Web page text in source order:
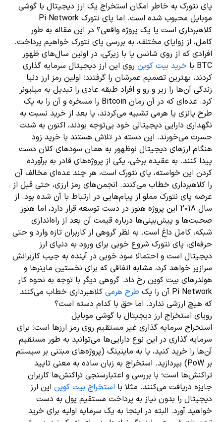
پای نتورک به خاطر امکان استخراج یک ارز دیجیتال با گوشی
موبایل محبوب شده است. اما پای نتورک Pi Network
کلاهبرداری است یا یک پروژه واقعی؟ در این مقاله به طور
کامل، از زوایای مختلف، به بررسی پای نتورک خواهیم پرداخت.
افرادی که از روی شانس یا با زیرکی، در اولین سال‌های ظهور
BTC با
خرید بیت کوین روی این ارز دیجیتال سرمایه گذاری
کردند، بهترین تصمیم عمرشان را گرفتند؛ اولین رمز ارز دنیا
زندگی آ‌ن‌ها را زیر و رو و افراد طبقه عادی را تبدیل به میلیونر
کرد. عده‌ای که در آن زمان Bitcoin را مسخره و آن را به یک
طرح پانزی یا هرمی تشبیه می‌کردند، یا بعد از خرید نسبت به
نگهداری دارایی دیجیتالی خود بی‌توجه بودند، اکنون به شدت
حسرت می‌خورند. این دسته در تلاش هستند با خرید زود
هنگام ارزهای دیجیتال نوظهور به همان سودهای کلان دست
پیدا کنند. به عقیده برخی، یکی از پروژه‌های قادر به برآورده
کردن این خواسته، پای نتورک است، هر چند عده‌ای مخالف آن
را کلاهبرداری خطاب می‌کنند. انجمن‌های رمز ارزی، حتی قبل از
عرضه پای نتورک مملو از پیام‌هایی در ارتباط با آن شده بود. از
سال 2018 این پروژه هنوز در دست توسعه قرار دارد، اما هنوز
صحبت‌ها و پیش‌بینی‌ها درباره قیمت آن بعد از راه‌اندازی
شبکه، کامل داغ است. به نظر گروهی از کاربران تازه وارد و حتی
حرفه‌ای، پای نتورک شروع خوبی برای ورود به دنیای ارز
دیجیتال است و احتمالا سود خوبی در آینده به جیب کاربرانش
سرازیر خواهد کرد، مشابه اتفاقی که برای نخستین ماینرها و
هولدرهای بیت کوین رخ داد. گروهی دیگر با توجه به نحوه کار
Pi Network آن را یک
طرح هرمی کلاهبرداری خطاب می‌کنند
که هیچ ارزشی ندارد. اما حق با کدام دسته است؟
رویای استخراج ارز دیجیتال با گوشی موبایل
استخراج سرمایه گذاری غیر مستقیم روی رمز ارزها است؛ برای
سرمایه گذاری در این نوع دارایی‌ها می‌توانید به طور مستقیم
آن‌ها را خرید کنید، یا به ماینینگ (پروژه‌های مبتنی بر سیستم
بر PoW) بپردازید. استخراج به زبان ساده به معنی تایید
تراکنش‌ها است؛ با بررسی و اعتبارسنجی تراکنش‌ها کاربران
جایزه دریافت می‌کنند. مثلا با استخراج بیت کوین این ارز
دیجیتال را بدون نیاز به پرداخت مستقیم پول به دست
خواهید آورد. البته در اینجا به یک سرمایه اولیه برای خرید